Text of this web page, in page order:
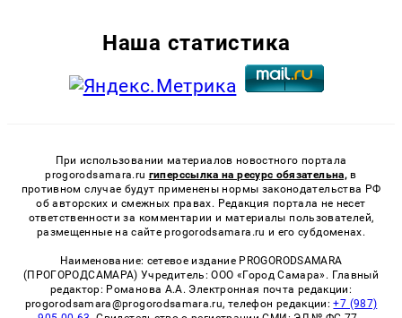
Наша статистика
При использовании материалов новостного портала
progorodsamara.ru гиперссылка на ресурс обязательна, в
противном случае будут применены нормы законодательства РФ
об авторских и смежных правах. Редакция портала не несет
ответственности за комментарии и материалы пользователей,
размещенные на сайте progorodsamara.ru и его субдоменах.
Наименование: сетевое издание PROGORODSAMARA
(ПРОГОРОДСАМАРА) Учредитель: ООО «Город Самара». Главный
редактор: Романова А.А. Электронная почта редакции:
progorodsamara@progorodsamara.ru, телефон редакции:+7 (987)